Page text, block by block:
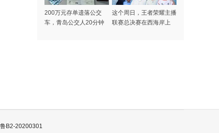
200万元存单遗落公交
车，青岛公交人20分钟
这个周日，王者荣耀主播
联赛总决赛在西海岸上
B2-20200301